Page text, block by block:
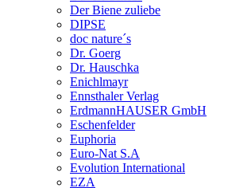
Der Biene zuliebe
DIPSE
doc nature´s
Dr. Goerg
Dr. Hauschka
Enichlmayr
Ennsthaler Verlag
ErdmannHAUSER GmbH
Eschenfelder
Euphoria
Euro-Nat S.A
Evolution International
EZA